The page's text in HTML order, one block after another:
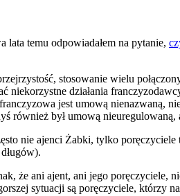
temu odpowiadałem na pytanie,
stosowanie wielu
niekorzystne działania
jest umową nienazwaną,
również był umową nieuregulowaną,
nie ajenci Żabki, tylko poręczyciele
że ani ajent, ani jego poręczyciele,
sytuacji są poręczyciele, którzy